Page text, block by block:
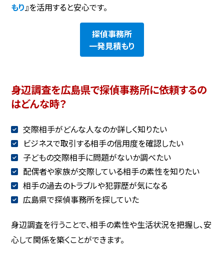
もり 』を活用すると安心です。
探偵事務所
一発見積もり
身辺調査を広島県で探偵事務所に依頼するの
はどんな時？
交際相手がどんな人なのか詳しく知りたい
ビジネスで取引する相手の信用度を確認したい
子どもの交際相手に問題がないか調べたい
配偶者や家族が交際している相手の素性を知りたい
相手の過去のトラブルや犯罪歴が気になる
広島県で探偵事務所を探していた
身辺調査を行うことで、相手の素性や生活状況を把握し、安
心して関係を築くことができます。